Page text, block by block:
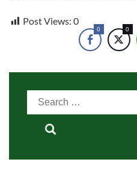
Post Views: 0
0 0
Search